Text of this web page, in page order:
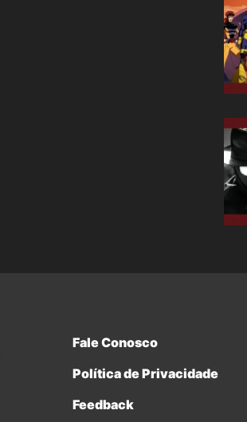
Fale Conosco
Política de Privacidade
Feedback